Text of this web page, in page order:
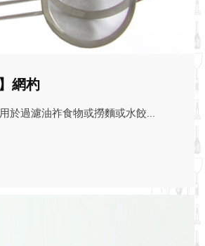
網杓
於過濾油祚食物或撈麵或水餃...